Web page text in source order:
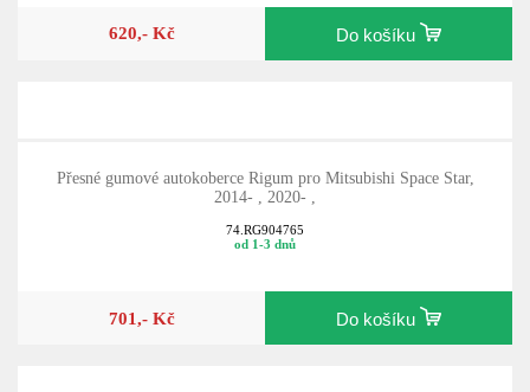
620,- Kč Do košíku
Přesné gumové autokoberce Rigum pro Mitsubishi Space Star,
2014- , 2020- ,
74.RG904765
od 1-3 dnů
701,- Kč Do košíku